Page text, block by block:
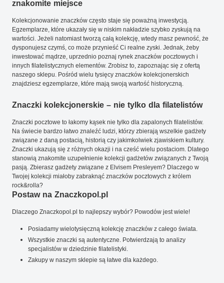
znakomite miejsce
Kolekcjonowanie znaczków często staje się poważną inwestycją.
Egzemplarze, które ukazały się w niskim nakładzie szybko zyskują na
wartości. Jeżeli natomiast tworzą całą kolekcję, wtedy masz pewność, że
dysponujesz czymś, co może przynieść Ci realne zyski. Jednak, żeby
inwestować mądrze, uprzednio poznaj rynek znaczków pocztowych i
innych filatelistycznych elementów. Zrobisz to, zapoznając się z ofertą
naszego sklepu. Pośród wielu tysięcy znaczków kolekcjonerskich
znajdziesz egzemplarze, które mają swoją wartość historyczną.
Znaczki kolekcjonerskie – nie tylko dla filatelistów
Znaczki pocztowe to łakomy kąsek nie tylko dla zapalonych filatelistów.
Na świecie bardzo łatwo znaleźć ludzi, którzy zbierają wszelkie gadżety
związane z daną postacią, historią czy jakimkolwiek zjawiskiem kultury.
Znaczki ukazują się z różnych okazji i na cześć wielu postaciom. Dlatego
stanowią znakomite uzupełnienie kolekcji gadżetów związanych z Twoją
pasją. Zbierasz gadżety związane z Elvisem Presleyem? Dlaczego w
Twojej kolekcji miałoby zabraknąć znaczków pocztowych z królem
rock&rolla?
Postaw na Znaczkopol.pl
Dlaczego Znaczkopol.pl to najlepszy wybór? Powodów jest wiele!
Posiadamy wielotysięczną kolekcję znaczków z całego świata.
Wszystkie znaczki są autentyczne. Potwierdzają to analizy
specjalistów w dziedzinie filatelistyki.
Zakupy w naszym sklepie są łatwe dla każdego.